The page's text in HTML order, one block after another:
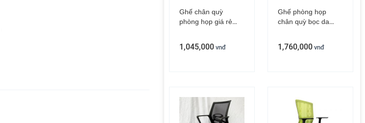
Ghế chân quỳ
phòng họp giá rẻ
1,045,000 vnđ
Ghế phòng họp
chân quỳ bọc da
1,760,000 vnđ